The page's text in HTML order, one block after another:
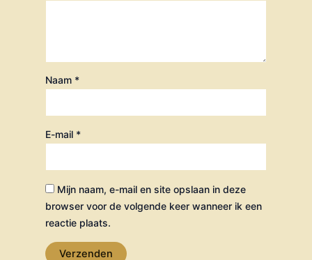
Naam *
E-mail *
Mijn naam, e-mail en site opslaan in deze
browser voor de volgende keer wanneer ik een
reactie plaats.